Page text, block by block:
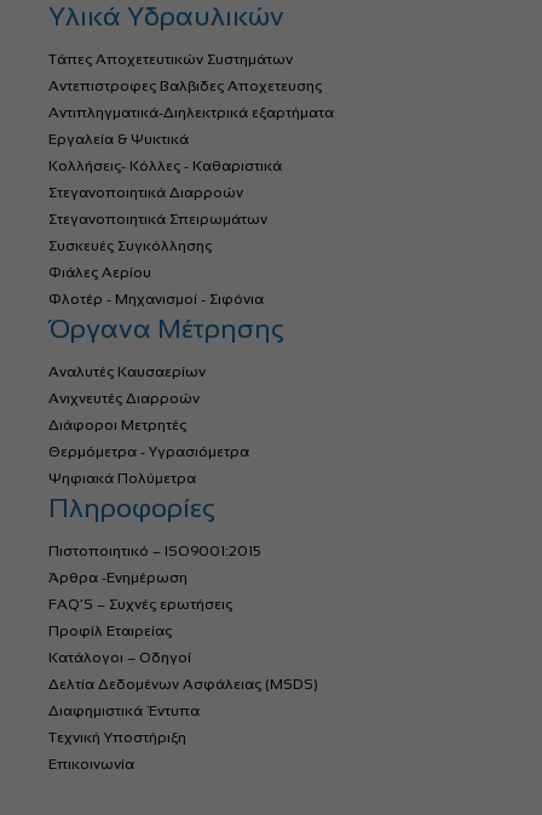
Υλικά Υδραυλικών
Τάπες Αποχετευτικών Συστημάτων
Αντεπιστροφες Βαλβιδες Αποχετευσης
Αντιπληγματικά-Διηλεκτρικά εξαρτήματα
Εργαλεία & Ψυκτικά
Κολλήσεις- Κόλλες - Καθαριστικά
Στεγανοποιητικά Διαρροών
Στεγανοποιητικά Σπειρωμάτων
Συσκευές Συγκόλλησης
Φιάλες Αερίου
Φλοτέρ - Μηχανισμοί - Σιφόνια
Όργανα Μέτρησης
Αναλυτές Καυσαερίων
Ανιχνευτές Διαρροών
Διάφοροι Μετρητές
Θερμόμετρα - Υγρασιόμετρα
Ψηφιακά Πολύμετρα
Πληροφορίες
Πιστοποιητικό – ISO9001:2015
Άρθρα -Ενημέρωση
FAQ’S – Συχνές ερωτήσεις
Προφίλ Εταιρείας
Κατάλογοι – Οδηγοί
Δελτία Δεδομένων Ασφάλειας (MSDS)
Διαφημιστικά Έντυπα
Τεχνική Υποστήριξη
Επικοινωνία